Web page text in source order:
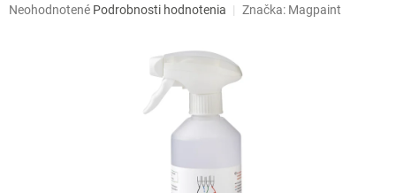
Priemerné
Neohodnotené Podrobnosti hodnotenia Značka: Magpaint